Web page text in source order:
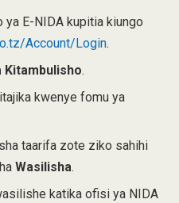
ya E-NIDA kupitia kiungo
Account/Login.
Kitambulisho.
kwenye fomu ya
taarifa zote ziko sahihi
Wasilisha.
katika ofisi ya NIDA